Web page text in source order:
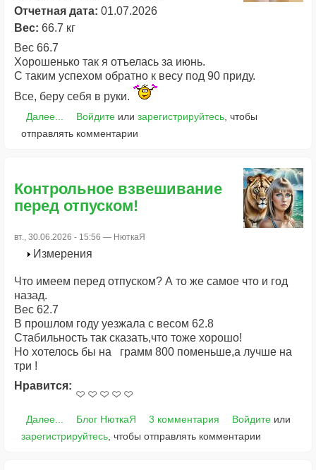
Отчетная дата: 01.07.2026
Вес: 66.7 кг
Вес 66.7
Хорошенько так я отъелась за июнь.
С таким успехом обратно к весу под 90 приду.
Все, беру себя в руки.
Далее... Войдитеили зарегистрируйтесь, чтобы
отправлять комментарии
Контрольное взвешивание
перед отпуском!
вт., 30.06.2026 - 15:56 — НюткаЯ
Измерения
Что имеем перед отпуском? А то же самое что и год
назад.
Вес 62.7
В прошлом году уезжала с весом 62.8
Стабильность так сказать,что тоже хорошо!
Но хотелось бы на грамм 800 поменьше,а лучше на
три !
Нравится:
Далее... Блог НюткаЯ 3 комментария Войдитеили
зарегистрируйтесь , чтобы отправлять комментарии